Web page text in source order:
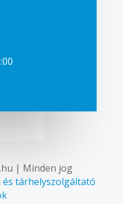
| Minden jog
és tárhelyszolgáltató